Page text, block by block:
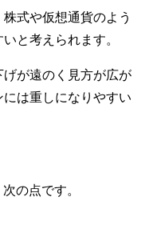
式や仮想通貨のよう
と考えられます。
が遠のく見方が広が
は重しになりやすい
の点です。